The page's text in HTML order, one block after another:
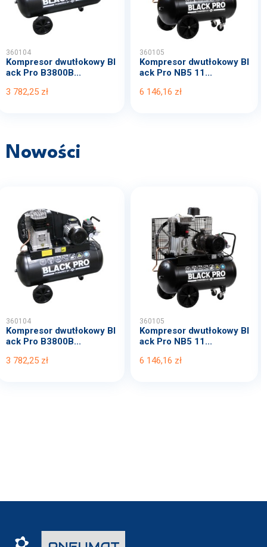
360104
Kompresor dwutłokowy Bl
ack Pro B3800B...
3 782,25 zł
360105
Kompresor dwutłokowy Bl
ack Pro NB5 11...
6 146,16 zł
Nowości
360104
Kompresor dwutłokowy Bl
ack Pro B3800B...
3 782,25 zł
360105
Kompresor dwutłokowy Bl
ack Pro NB5 11...
6 146,16 zł